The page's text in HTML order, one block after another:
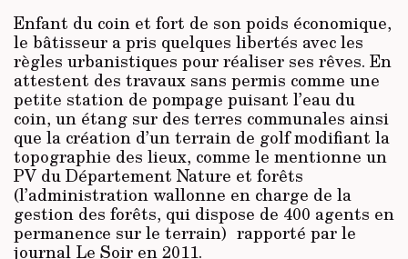
Enfant du coin et fort de son poids économique,
le bâtisseur a pris quelques libertés avec les
règles urbanistiques pour réaliser ses rêves. En
attestent des travaux sans permis comme une
petite station de pompage puisant l’eau du
coin, un étang sur des terres communales ainsi
que la création d’un terrain de golf modifiant la
topographie des lieux, comme le mentionne un
PV du Département Nature et forêts
(l’administration wallonne en charge de la
gestion des forêts, qui dispose de 400 agents en
permanence sur le terrain) rapporté par le
journal Le Soir en 2011.